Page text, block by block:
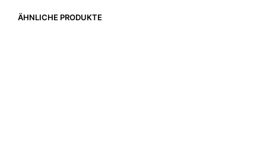
ÄHNLICHE PRODUKTE